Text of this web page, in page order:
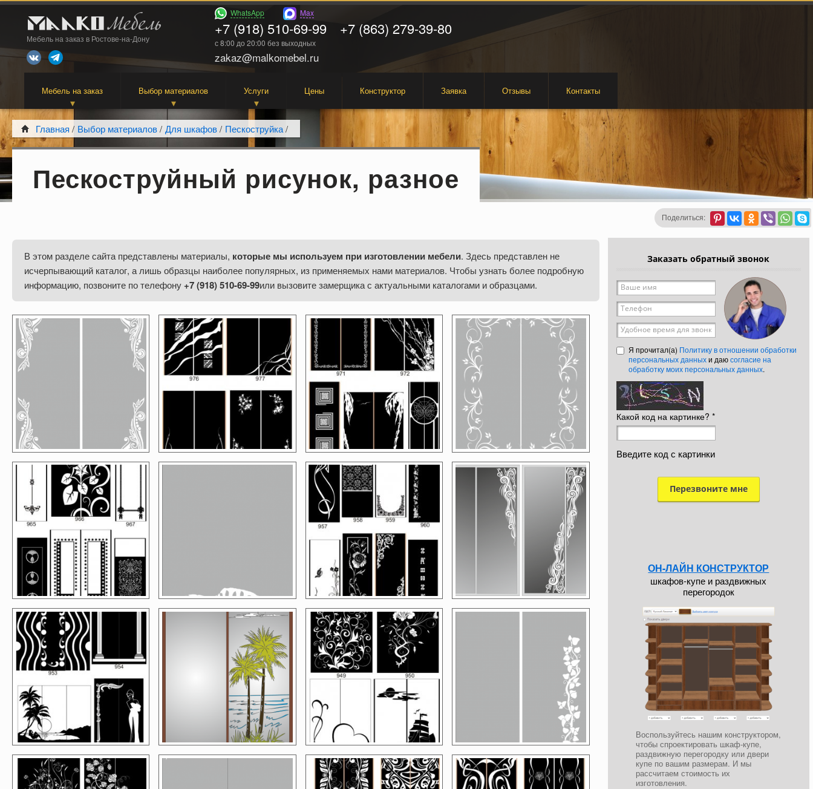
Мебель на заказ в Ростове-на-Дону
WhatsApp Max
+7 (918) 510-69-99 +7 (863) 279-39-80
с 8:00 до 20:00 без выходных
zakaz@malkomebel.ru
Мебель на заказ Выбор материалов Услуги Цены Конструктор Заявка Отзывы Контакты
Главная / Выбор материалов/ Для шкафов/ Пескоструйка/
Пескоструйный рисунок, разное
Поделиться:
В этом разделе сайта представлены материалы, которые мы используем при изготовлении мебели. Здесь представлен не
исчерпывающий каталог, а лишь образцы наиболее популярных, из применяемых нами материалов. Чтобы узнать более подробную
информацию, позвоните по телефону +7 (918) 510-69-99или вызовите замерщика с актуальными каталогами и образцами.
Заказать обратный звонок
Ваше имя*
Телефон*
Удобное время для звонка
Я прочитал(а) Политику в отношении обработки
персональных данныхи даюсогласие на
обработку моих персональных данных.
Какой код на картинке? *
Введите код с картинки
ОН-ЛАЙН КОНСТРУКТОР
шкафов-купе и раздвижных
перегородок
Воспользуйтесь нашим конструктором,
чтобы спроектировать шкаф-купе,
раздвижную перегородку или двери
купе по вашим размерам. И мы
рассчитаем стоимость их
изготовления.